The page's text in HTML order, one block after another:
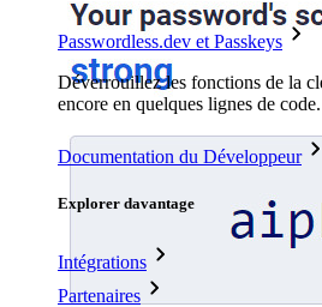
Passwordless.dev et Passkeys
Déverrouillez les fonctions de la
encore en quelques lignes de code.
Documentation du Développeur
Explorer davantage
Intégrations
Partenaires